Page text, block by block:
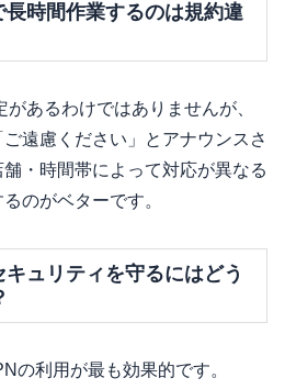
時間作業するのは規約違
あるわけではありませんが、
遠慮ください」とアナウンスさ
・時間帯によって対応が異なる
のがベターです。
ュリティを守るにはどう
の利用が最も効果的です。